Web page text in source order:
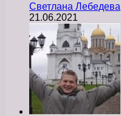
Светлана Лебедева
21.06.2021